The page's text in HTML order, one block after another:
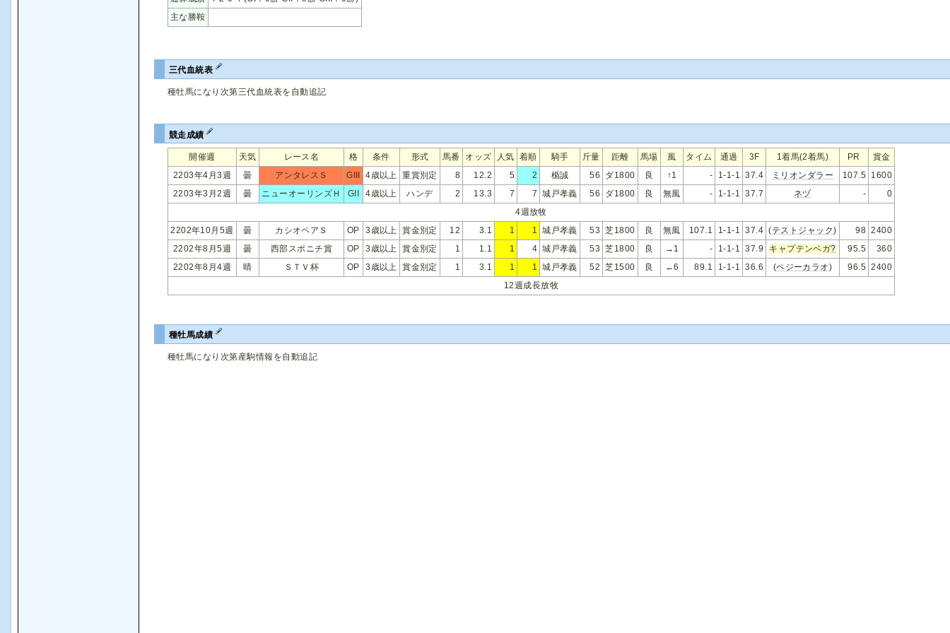
主な勝鞍
三代血統表
種牡馬になり次第三代血統表を自動追記
競走成績
開催週 天気 レース名 格 条件 形式 馬番 オッズ 人気 着順 騎手 斤量 距離 馬場 風 タイム 通過 3F 1着馬(2着馬) PR
賞金
2203年4月3週
曇 アンタレスＳ GIII 4歳以上 重賞別定 8 12.2 5 2 楯誠 56 ダ1800 良 ↑1 - 1-1-1 37.4 ミリオンダラー 107.5 1600
2203年3月2週
曇 ニューオーリンズＨ GII 4歳以上 ハンデ 2 13.3 7 7 城戸孝義 56 ダ1800 良 無風 - 1-1-1 37.7 ネヅ -
0
4週放牧
2202年10月5週
曇 カシオペアＳ OP 3歳以上 賞金別定 12 3.1 1 1 城戸孝義 53 芝1800 良 無風 107.1 1-1-1 37.4 (テストジャック) 98 2400
2202年8月5週
曇 西部スポニチ賞 OP 3歳以上 賞金別定 1 1.1 1 4 城戸孝義 53 芝1800 良 →1 - 1-1-1 37.9 キャプテンベガ? 95.5
360
2202年8月4週
晴 ＳＴＶ杯 OP 3歳以上 賞金別定 1 3.1 1 1 城戸孝義 52 芝1500 良 ←6 89.1 1-1-1 36.6 (ペジーカラオ) 96.5 2400
12週成長放牧
種牡馬成績
種牡馬になり次第産駒情報を自動追記